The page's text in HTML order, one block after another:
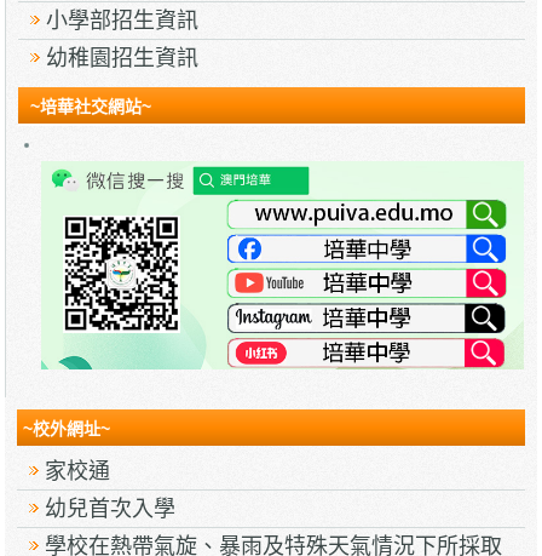
小學部招生資訊
幼稚園招生資訊
~培華社交網站~
~校外網址~
家校通
幼兒首次入學
學校在熱帶氣旋、暴雨及特殊天氣情況下所採取